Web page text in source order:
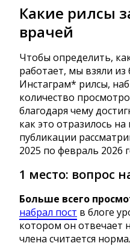
Какие рилсы
врачей
Чтобы определить,
работает, мы взяли
Инстаграм* рилсы,
количество
благодаря чему
как это отразилось
публикации
2025 по февраль 2026
1 место: вопрос
Больше всего
набрал пост в блоге
котором он отвечает
члена считается